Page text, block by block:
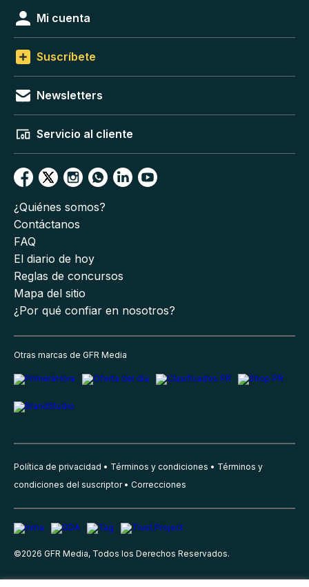
Mi cuenta
Suscríbete
Newsletters
Servicio al cliente
¿Quiénes somos?
Contáctanos
FAQ
El diario de hoy
Reglas de concursos
Mapa del sitio
¿Por qué confiar en nosotros?
Otras marcas de GFR Media
Política de privacidad Términos y condiciones
Términos y
condiciones del suscriptor
Correcciones
©2026 GFR Media, Todos los Derechos Reservados.